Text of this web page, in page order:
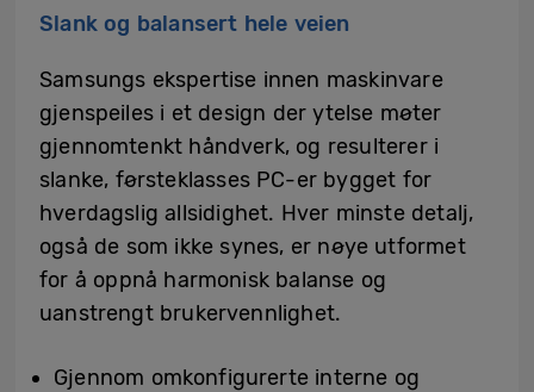
Slank og balansert hele veien
Samsungs ekspertise innen maskinvare
gjenspeiles i et design der ytelse møter
gjennomtenkt håndverk, og resulterer i
slanke, førsteklasses PC-er bygget for
hverdagslig allsidighet. Hver minste detalj,
også de som ikke synes, er nøye utformet
for å oppnå harmonisk balanse og
uanstrengt brukervennlighet.
Gjennom omkonfigurerte interne og